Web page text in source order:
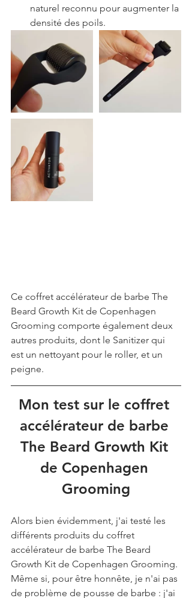
naturel reconnu pour augmenter la
densité des poils.
Ce coffret accélérateur de barbe The
Beard Growth Kit de Copenhagen
Grooming comporte également deux
autres produits, dont le Sanitizer qui
est un nettoyant pour le roller, et un
peigne.
Mon test sur le coffret
accélérateur de barbe
The Beard Growth Kit
de Copenhagen
Grooming
Alors bien évidemment, j'ai testé les
différents produits du coffret
accélérateur de barbe The Beard
Growth Kit de Copenhagen Grooming.
Même si, pour être honnête, je n'ai pas
de problème de pousse de barbe : j'ai